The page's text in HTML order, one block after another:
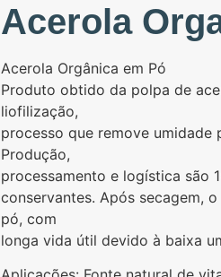
Acerola
Acerola Orgânica em Pó
Produto obtido da polpa de
liofilização,
processo que remove umidade
Produção,
processamento e logística são
conservantes. Após secagem,
pó, com
longa vida útil devido à baixa